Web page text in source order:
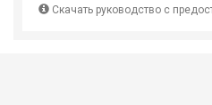
Скачать руководство с